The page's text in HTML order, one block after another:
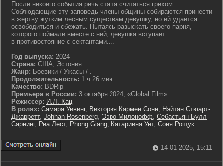
После некоего события речь стала считаться грехом.
Соблюдающие эту заповедь члены общины собираются принести
в жертву жутким лесным существам девушку, но ей удаётся
освободиться и сбежать. Пытаясь разыскать своего парня,
которого поймали вместе с ней, девушка вступает
в противостояние с сектантами....
Год выпуска: 2024
Страна: США, Эстония
Жанр: Боевики / Ужасы / .
Продолжительность: 1 ч 26 мин
Качество: BDRip
Премьера в России: 3 октября 2024, «Global Film»
Режиссер: И.Л. Кац
В ролях: Самара Уивинг, Виктория Кармен Сонн, Нэйтан Стюарт-
Джарретт, Johhan Rosenberg, Ээро Милонофф, Себастьян Булл
Сарнинг, Реа Лест, Phong Giang, Катариина Унт, Соня Рощук
14-01-2025, 15:11